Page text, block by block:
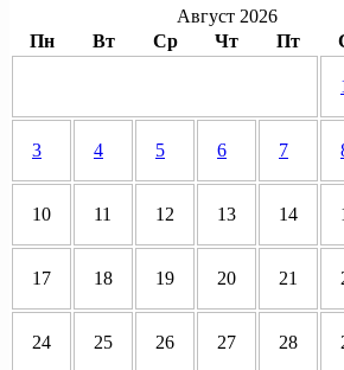
Август 2026
Пн
Вт Ср Чт Пт
3 4 5 6 7
10 11 12 13 14
17 18 19 20 21
24 25 26 27 28